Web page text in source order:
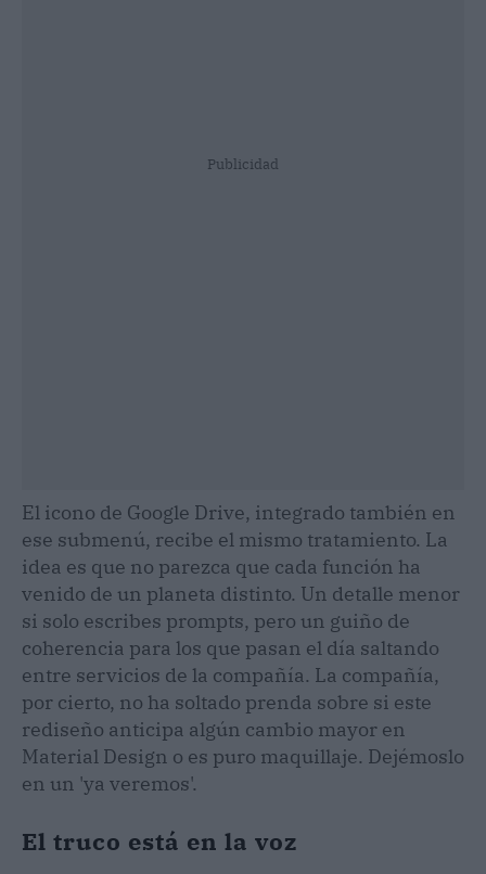
Publicidad
El icono de Google Drive, integrado también en
ese submenú, recibe el mismo tratamiento. La
idea es que no parezca que cada función ha
venido de un planeta distinto. Un detalle menor
si solo escribes prompts, pero un guiño de
coherencia para los que pasan el día saltando
entre servicios de la compañía. La compañía,
por cierto, no ha soltado prenda sobre si este
rediseño anticipa algún cambio mayor en
Material Design o es puro maquillaje. Dejémoslo
en un 'ya veremos'.
El truco está en la voz